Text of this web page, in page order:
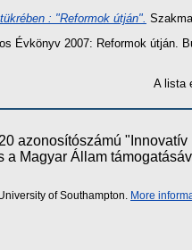
: "Reformok útján".
Évkönyv 2007: Reformok útján.
A lista
azonosítószámú
a Magyar Állam
of Southampton. More